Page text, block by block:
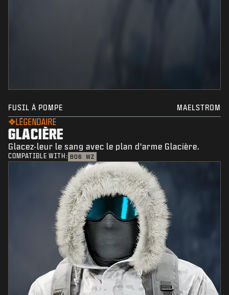
FUSIL À POMPE MAELSTROM
LÉGENDAIRE
GLACIÈRE
Glacez-leur le sang avec le plan d'arme Glacière.
COMPATIBLE WITH: BO6 WZ